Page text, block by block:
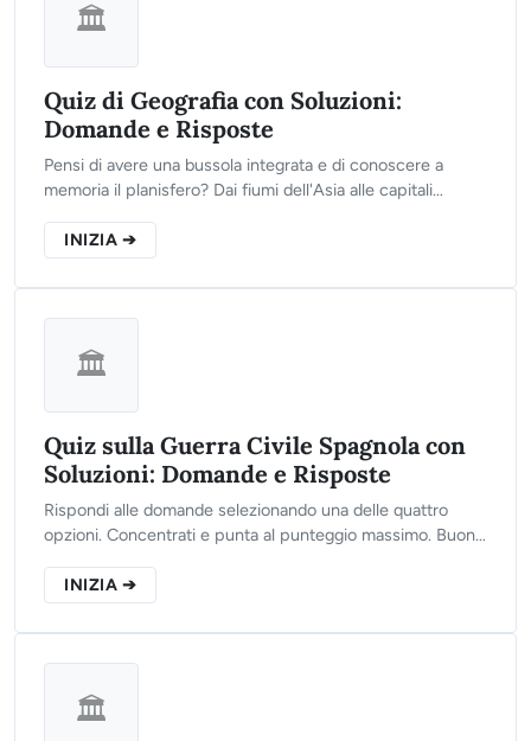
🏛️
Quiz di Geografia con Soluzioni:
Domande e Risposte
Pensi di avere una bussola integrata e di conoscere a
memoria il planisfero? Dai fiumi dell'Asia alle capitali
domande del nostro test e scopri il tuo punteggio finale!
INIZIA ➔
🏛️
Quiz sulla Guerra Civile Spagnola con
Soluzioni: Domande e Risposte
Rispondi alle domande selezionando una delle quattro
opzioni. Concentrati e punta al punteggio massimo. Buona
INIZIA ➔
🏛️